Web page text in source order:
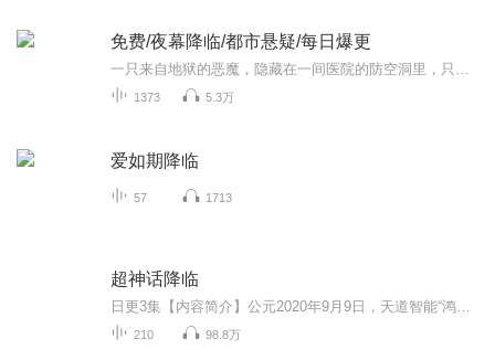
免费/夜幕降临/都市悬疑/每日爆更
1373 5.3万
爱如期降临
57 1713
超神话降临
210 98.8万